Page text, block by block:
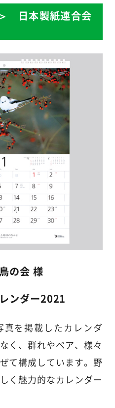
日本製紙連合会
の会 様
ンダー2021
真を掲載したカレンダ
く、群れやペア、様々
て構成しています。野
く魅力的なカレンダー